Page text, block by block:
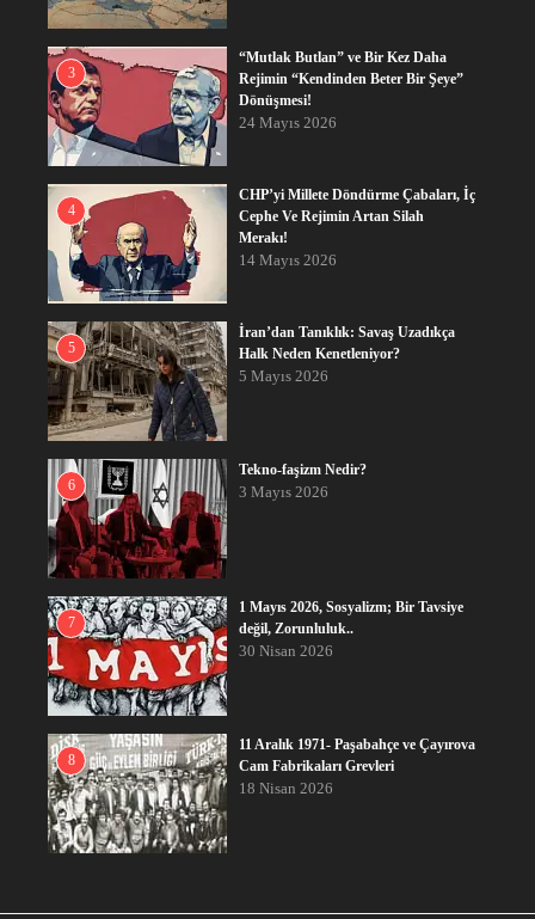
3
“Mutlak Butlan” ve Bir Kez Daha
Rejimin “Kendinden Beter Bir Şeye”
Dönüşmesi!
24 Mayıs 2026
4
CHP’yi Millete Döndürme Çabaları, İç
Cephe Ve Rejimin Artan Silah
Merakı!
14 Mayıs 2026
5
İran’dan Tanıklık: Savaş Uzadıkça
Halk Neden Kenetleniyor?
5 Mayıs 2026
6
Tekno-faşizm Nedir?
3 Mayıs 2026
7
1 Mayıs 2026, Sosyalizm; Bir Tavsiye
değil, Zorunluluk..
30 Nisan 2026
8
11 Aralık 1971- Paşabahçe ve Çayırova
Cam Fabrikaları Grevleri
18 Nisan 2026